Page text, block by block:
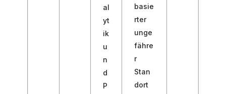
al
yt
ik
u
n
d
P
basie
rter
unge
fähre
r
Stan
dort